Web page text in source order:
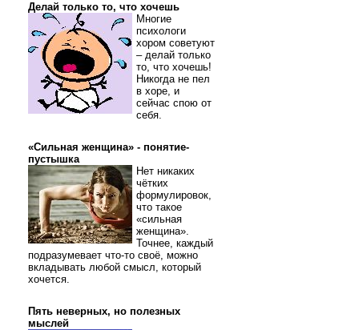
Делай только то, что хочешь
Многие
психологи
хором советуют
– делай только
то, что хочешь!
Никогда не пел
в хоре, и
сейчас спою от
себя.
«Сильная женщина» - понятие-
пустышка
Нет никаких
чётких
формулировок,
что такое
«сильная
женщина».
Точнее, каждый
подразумевает что-то своё, можно
вкладывать любой смысл, который
хочется.
Пять неверных, но полезных
мыслей